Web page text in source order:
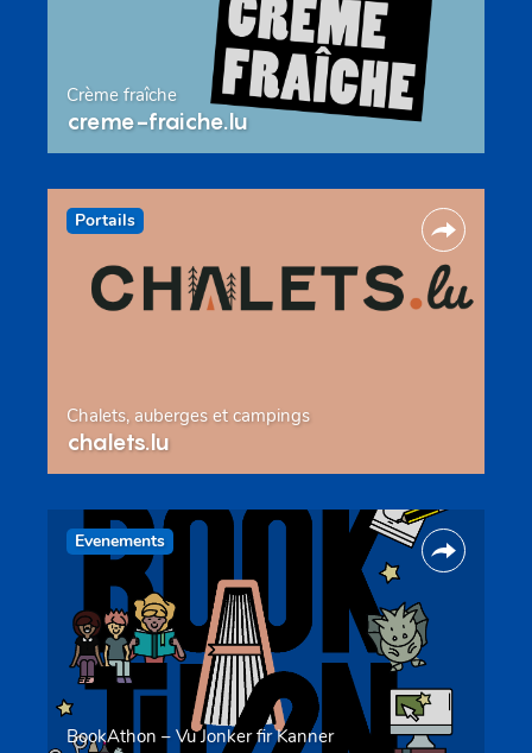
Crème fraîche
creme-fraiche.lu
Portails
Chalets, auberges et campings
chalets.lu
Evenements
BookAthon – Vu Jonker fir Kanner